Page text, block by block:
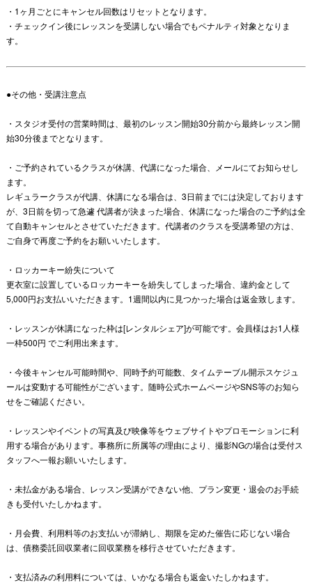
・1ヶ月ごとにキャンセル回数はリセットとなります。
・チェックイン後にレッスンを受講しない場合でもペナルティ対象となりま
す。
●その他・受講注意点
・スタジオ受付の営業時間は、最初のレッスン開始30分前から最終レッスン開
始30分後までとなります。
・ご予約されているクラスが休講、代講になった場合、メールにてお知らせし
ます。
レギュラークラスが代講、休講になる場合は、3日前までには決定しております
が、3日前を切って急遽 代講者が決まった場合、休講になった場合のご予約は全
て自動キャンセルとさせていただきます。 代講者のクラスを受講希望の方は、
ご自身で再度ご予約をお願いいたします。
・ロッカーキー紛失について
更衣室に設置しているロッカーキーを紛失してしまった場合、 違約金として
5,000円お支払いいただきます。 1週間以内に見つかった場合は返金致します。
・レッスンが休講になった枠は[レンタルシェア]が可能です。 会員様はお1人様
一枠500円 でご利用出来ます。
・今後キャンセル可能時間や、同時予約可能数、タイムテーブル開示スケジュ
ールは変動する可能性がございます。随時公式ホームページやSNS等のお知ら
せをご確認ください。
・レッスンやイベントの写真及び映像等をウェブサイトやプロモーションに利
用する場合があります。 事務所に所属等の理由により、撮影NGの場合は受付ス
タッフへ一報お願いいたします。
・未払金がある場合、レッスン受講ができない他、プラン変更・退会のお手続
きも受付いたしかねます。
・月会費、利用料等のお支払いが滞納し、期限を定めた催告に応じない場合
は、 債務委託回収業者に回収業務を移行させていただきます。
・支払済みの利用料については、いかなる場合も返金いたしかねます。